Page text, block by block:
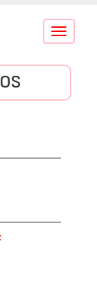
Conmutar